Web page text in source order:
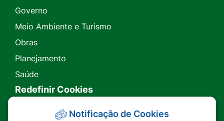
Governo
Meio Ambiente e Turismo
Obras
Planejamento
Saúde
Redefinir Cookies
TransparênciaNotificação de Cookies